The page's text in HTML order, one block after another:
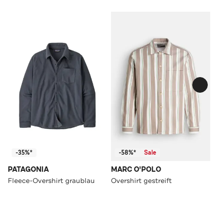
-35%*
PATAGONIA
Fleece-Overshirt graublau
-58%* Sale
MARC O'POLO
Overshirt gestreift